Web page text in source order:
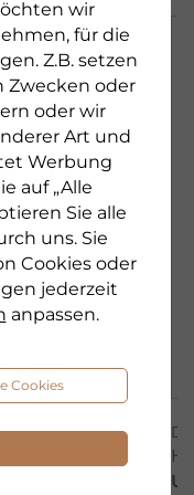
wir
für die
Z.B. setzen
Zwecken oder
oder wir
Art und
Werbung
auf „Alle
Sie alle
uns. Sie
Cookies oder
jederzeit
anpassen.
Cookies